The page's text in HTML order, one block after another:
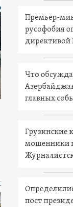
Премьер-
русофобия
директивой
Что
главных
Грузинские
мошенники
пост